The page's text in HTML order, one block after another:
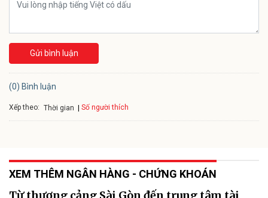
Gửi bình luận
(0) Bình luận
Xếp theo: Thời gian Số người thích
XEM THÊM NGÂN HÀNG - CHỨNG KHOÁN